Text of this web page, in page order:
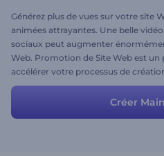
Générez plus de vues sur votre site
animées attrayantes. Une belle
sociaux peut augmenter
Web. Promotion de Site Web est
accélérer votre processus de
obtenir le résultat souhaité et
Créer